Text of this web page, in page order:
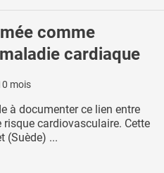
comme
cardiaque
mois
à documenter ce lien entre
cardiovasculaire. Cette
(Suède) ...